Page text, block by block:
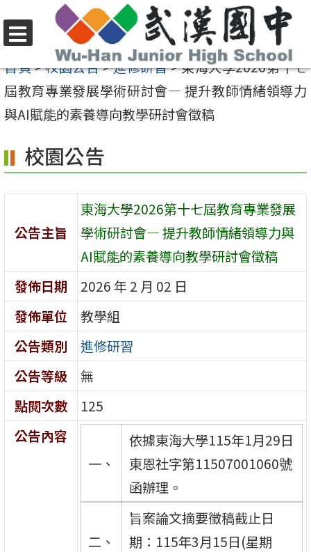
至
要
內
區
選
單
首頁>校園公告>進修研習>東海大學2026第十七
屆教育專業發展學術研討會— 提升教師情緒領導力
與AI賦能的素養導向教學研討會徵稿
校園公告
公告主旨
東海大學2026第十七屆教育專業發展
學術研討會— 提升教師情緒領導力與
AI賦能的素養導向教學研討會徵稿
發佈日期
2026 年 2 月 02 日
發佈單位
教學組
公告類別
進修研習
公告等級
無
點閱次數
125
公告內容
一、
依據東海大學115年1月29日
東恩社字第11507001060號
函辦理。
二、
旨案論文摘要徵稿截止日
期：115年3月15日(星期